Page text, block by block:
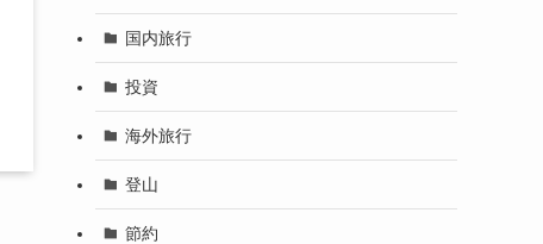
国内旅行
投資
海外旅行
登山
節約